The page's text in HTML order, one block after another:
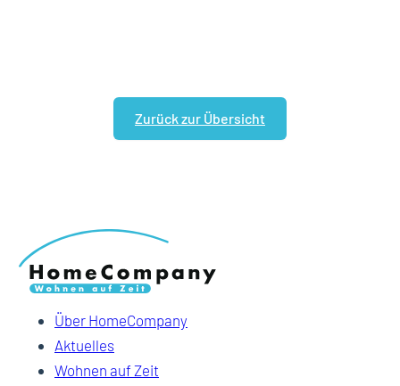
Zurück zur Übersicht
Über HomeCompany
Aktuelles
Wohnen auf Zeit